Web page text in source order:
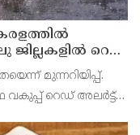
ജില്ലകളില്‍ റെഡ്
മുന്നറിയിപ്പ്.
വകുപ്പ് റെഡ് അലര്‍ട്ട്